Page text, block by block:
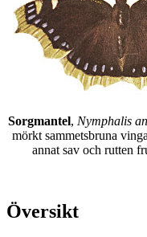
Sorgmantel, Nymphalis
mörkt sammetsbruna
annat sav och rutten
Översikt